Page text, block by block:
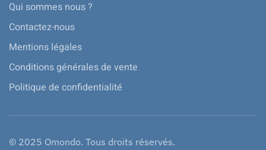
Qui sommes nous ?
Contactez-nous
Mentions légales
Conditions générales de vente
Politique de confidentialité
© 2025 Omondo. Tous droits réservés.